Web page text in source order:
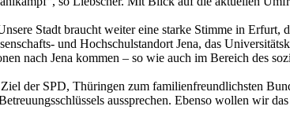
Stadt braucht weiter eine starke Stimme in
und Hochschulstandort Jena, das
nach Jena kommen – so wie auch im Bereich des
der SPD, Thüringen zum familienfreundlichsten
aussprechen. Ebenso wollen wir